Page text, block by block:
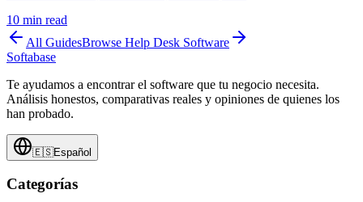
10 min read
All GuidesBrowse Help Desk Software
Softabase
Te ayudamos a encontrar el software que tu negocio necesita.
Análisis honestos, comparativas reales y opiniones de quienes los
han probado.
🇪🇸Español
Categorías